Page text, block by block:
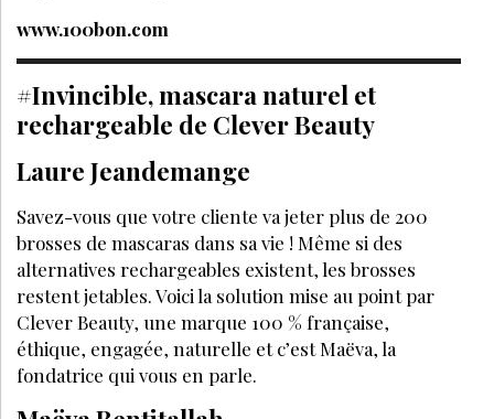
www.100bon.com
#Invincible, mascara naturel et
rechargeable de Clever Beauty
Laure Jeandemange
Savez-vous que votre cliente va jeter plus de 200
brosses de mascaras dans sa vie ! Même si des
alternatives rechargeables existent, les brosses
restent jetables. Voici la solution mise au point par
Clever Beauty, une marque 100 % française,
éthique, engagée, naturelle et c’est Maëva, la
fondatrice qui vous en parle.